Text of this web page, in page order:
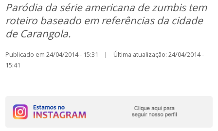
Paródia da série americana de zumbis tem
roteiro baseado em referências da cidade
de Carangola.
Publicado em 24/04/2014 - 15:31 | Última atualização: 24/04/2014 -
15:41